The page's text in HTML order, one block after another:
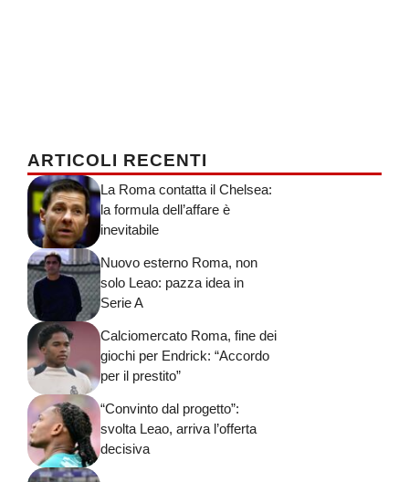
ARTICOLI RECENTI
La Roma contatta il Chelsea:
la formula dell’affare è
inevitabile
Nuovo esterno Roma, non
solo Leao: pazza idea in
Serie A
Calciomercato Roma, fine dei
giochi per Endrick: “Accordo
per il prestito”
“Convinto dal progetto”:
svolta Leao, arriva l’offerta
decisiva